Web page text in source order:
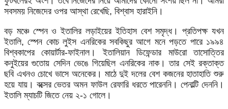
সবসময় নিজেদের ওপর আস্থা রেখেছি, বিশ্বাস হারাইনি।
বড় মঞ্চে স্পেন ও ইতালির লড়াইয়ের ইতিহাস বেশ সমৃদ্ধ। প্রতিপক্ষ যখন
ইতালি, স্পেন কোচ লুইস এনরিকের সবকিছুর আগে মনে পড়তে পারে ১৯৯৪
বিশ্বকাপের কোয়ার্টার-ফাইনাল। ইতালিয়ান ডিফেন্ডার মাউরো তাসোত্তির
কনুইয়ের গুতোয় সেদিন ভেঙে গিয়েছিল এনরিকের নাক। তার সেই রক্তাক্ত
ছবি এখনও চোখে ভাসে অনেকের। মাঠে দুই দলের বেশ কজনের হাতাহাতি শুরু
হয়ে যায়। বক্সের ভেতর অমন ফাউল রেফারি ধরতে পারেননি। পেনাল্টি দেননি।
ইতালি ম্যাচটি জিতে নেয় ২-১ গোলে।